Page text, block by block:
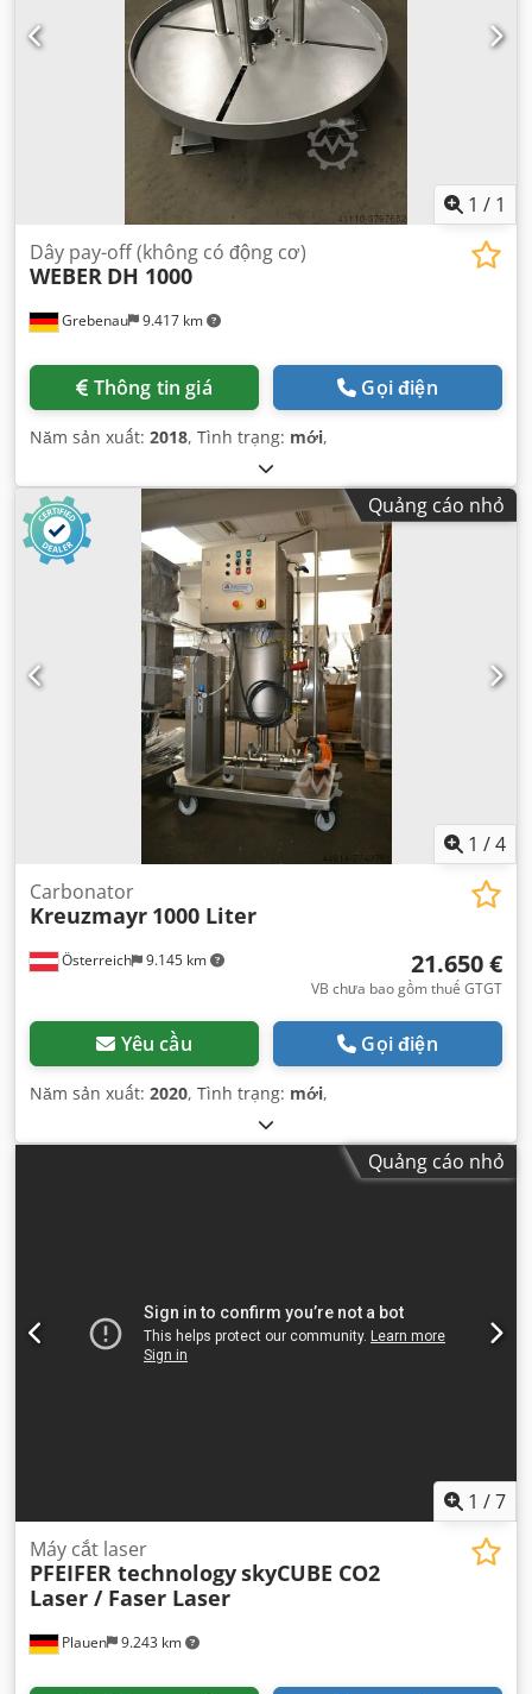
1 / 1
Grebenau 9.417 km
Dây pay-off (không có động cơ)
WEBER DH 1000
Thông tin giá Gọi điện
Năm sản xuất: 2018, Tình trạng: mới,
Quảng cáo nhỏ
1 /4
Österreich 9.145 km
Carbonator
Kreuzmayr 1000 Liter
21.650 €
VB chưa bao gồm thuế GTGT
Yêu cầu Gọi điện
Năm sản xuất: 2020, Tình trạng: mới,
Quảng cáo nhỏ
1 /7
Plauen 9.243 km
Máy cắt laser
PFEIFER technologyskyCUBE CO2
Laser / Faser Laser